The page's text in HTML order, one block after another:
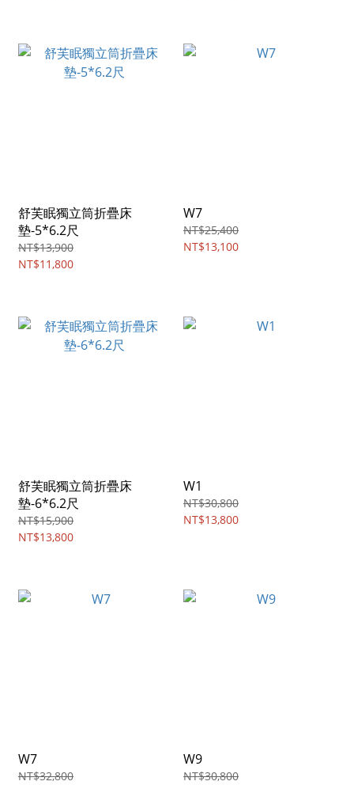
舒芙眠獨立筒折疊床
墊-5*6.2尺
NT$13,900
NT$11,800
W7
NT$25,400
NT$13,100
舒芙眠獨立筒折疊床
墊-6*6.2尺
NT$15,900
NT$13,800
W1
NT$30,800
NT$13,800
W7
NT$32,800
W9
NT$30,800